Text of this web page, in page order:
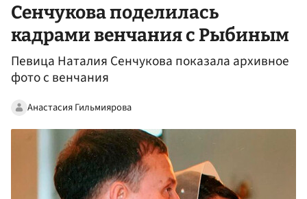
Сенчукова поделилась
кадрами венчания с Рыбиным
Певица Наталия Сенчукова показала архивное
фото с венчания
Анастасия Гильмиярова